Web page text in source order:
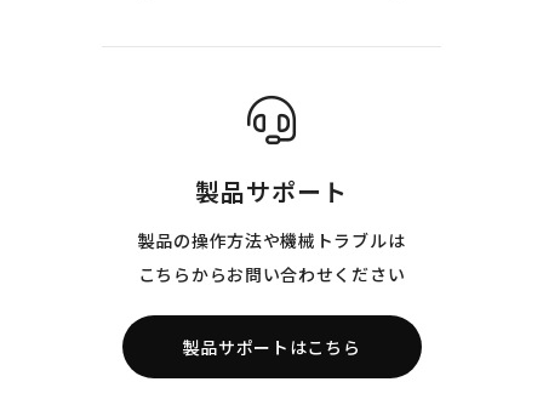
製品サポート
製品の操作方法や機械トラブルは
こちらからお問い合わせください
製品サポートはこちら